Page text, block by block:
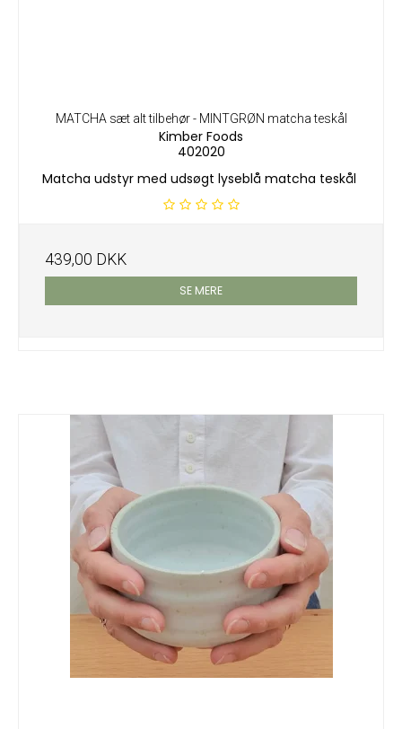
MATCHA sæt alt tilbehør - MINTGRØN matcha teskål
Kimber Foods
402020
Matcha udstyr med udsøgt lyseblå matcha teskål
439,00 DKK
SE MERE